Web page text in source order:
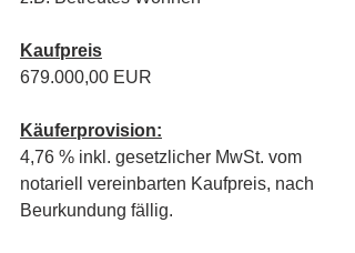
Kaufpreis
679.000,00 EUR
Käuferprovision:
4,76 % inkl. gesetzlicher MwSt. vom
notariell vereinbarten Kaufpreis, nach
Beurkundung fällig.